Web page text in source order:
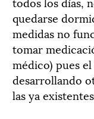
quedarse
medidas no
tomar
médico) pues
desarrollando
las ya